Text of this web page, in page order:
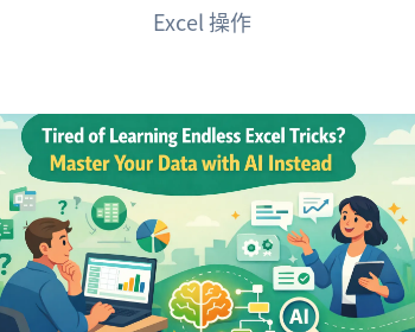
运营
用于跟踪流程、协作、计划与执行。
销售
支持销售管道、目标、预测和营收跟踪。
项目
新手指南
帮助文档
查看产品文档、配置和使用说明。
提示词库
用于分析、报表和清洗的实用提示词。
快速入门
Excel 操作